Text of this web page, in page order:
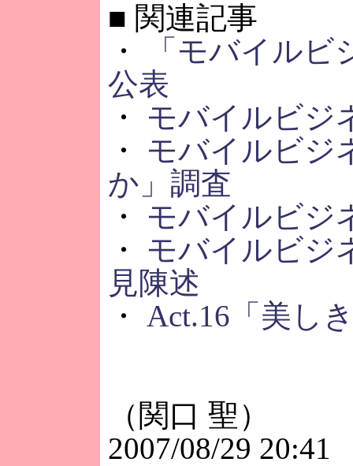
■ 関連記事
・
「モバイル
公表
・ モバイルビジ
・ モバイルビジ
か」調査
・ モバイルビジ
・ モバイルビジ
見陳述
・ Act.16「美し
（関口 聖）
2007/08/29 20:41